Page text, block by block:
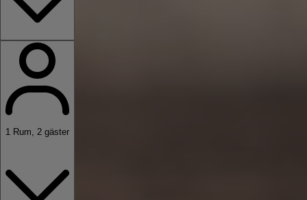
1 Rum 2 gäster